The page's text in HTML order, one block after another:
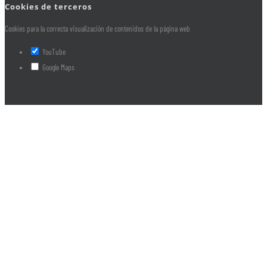
Cookies de terceros
Cookies para la correcta visualización de contenidos de la página web
YouTube
Google Maps